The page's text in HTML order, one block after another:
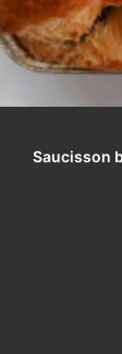
Saucisson